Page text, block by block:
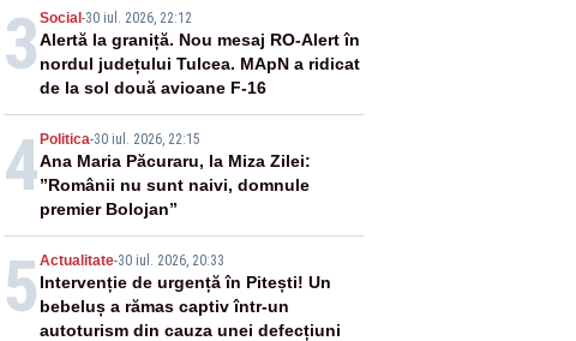
3 Social -30 iul. 2026, 22:12
Alertă la graniță. Nou mesaj RO-Alert în
nordul județului Tulcea. MApN a ridicat
de la sol două avioane F-16
4 Politica-30 iul. 2026, 22:15
Ana Maria Păcuraru, la Miza Zilei:
”Românii nu sunt naivi, domnule
premier Bolojan”
5 Actualitate-30 iul. 2026, 20:33
Intervenție de urgență în Pitești! Un
bebeluș a rămas captiv într-un
autoturism din cauza unei defecțiuni